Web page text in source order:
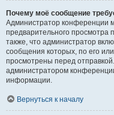
Почему моё сообщение
Администратор конференции
предварительного
также, что администратор
сообщения которых, по его
просмотрены перед
администратором
информации.
Вернуться к началу